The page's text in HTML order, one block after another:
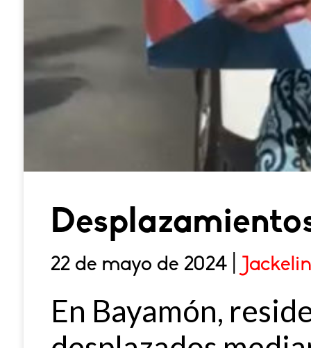
22 de mayo de 2024 |
En Bayamón,